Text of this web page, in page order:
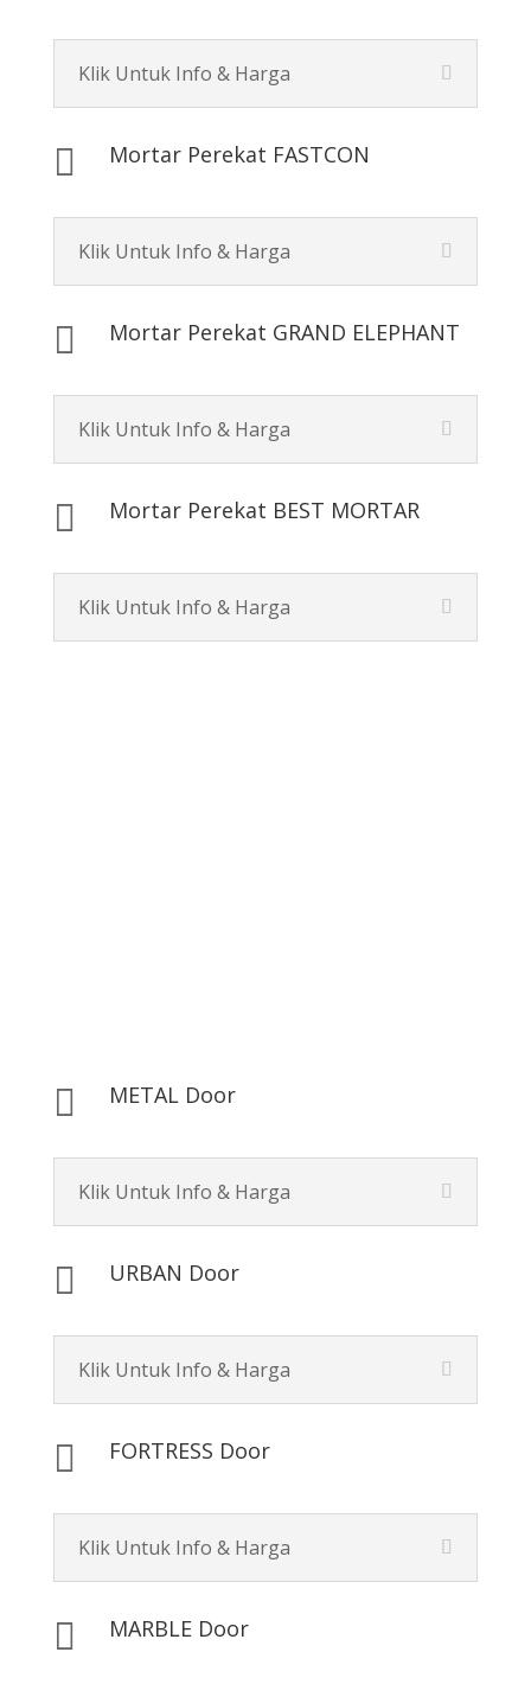
Klik Untuk Info & Harga
 Mortar Perekat FASTCON
Klik Untuk Info & Harga
 Mortar Perekat GRAND ELEPHANT
Klik Untuk Info & Harga
 Mortar Perekat BEST MORTAR
Klik Untuk Info & Harga
 METAL Door
Klik Untuk Info & Harga
 URBAN Door
Klik Untuk Info & Harga
 FORTRESS Door
Klik Untuk Info & Harga
 MARBLE Door